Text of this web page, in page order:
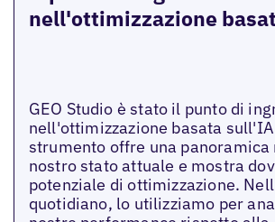
nell'ottimizzazione
GEO Studio è stato il punto di
nell'ottimizzazione basata
strumento offre una panoramica
nostro stato attuale e mostra
potenziale di ottimizzazione.
quotidiano, lo utilizziamo per